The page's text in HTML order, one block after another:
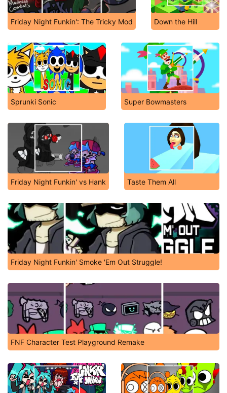
Friday Night Funkin': The Tricky Mod Down the Hill
Sprunki Sonic Super Bowmasters
Friday Night Funkin' vs Hank Taste Them All
Friday Night Funkin' Smoke 'Em Out Struggle!
FNF Character Test Playground Remake